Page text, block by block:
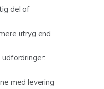
del af
utryg end
med levering